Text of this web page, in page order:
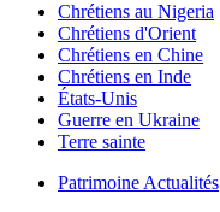
Chrétiens au Nigeria
Chrétiens d'Orient
Chrétiens en Chine
Chrétiens en Inde
États-Unis
Guerre en Ukraine
Terre sainte
Patrimoine Actualités